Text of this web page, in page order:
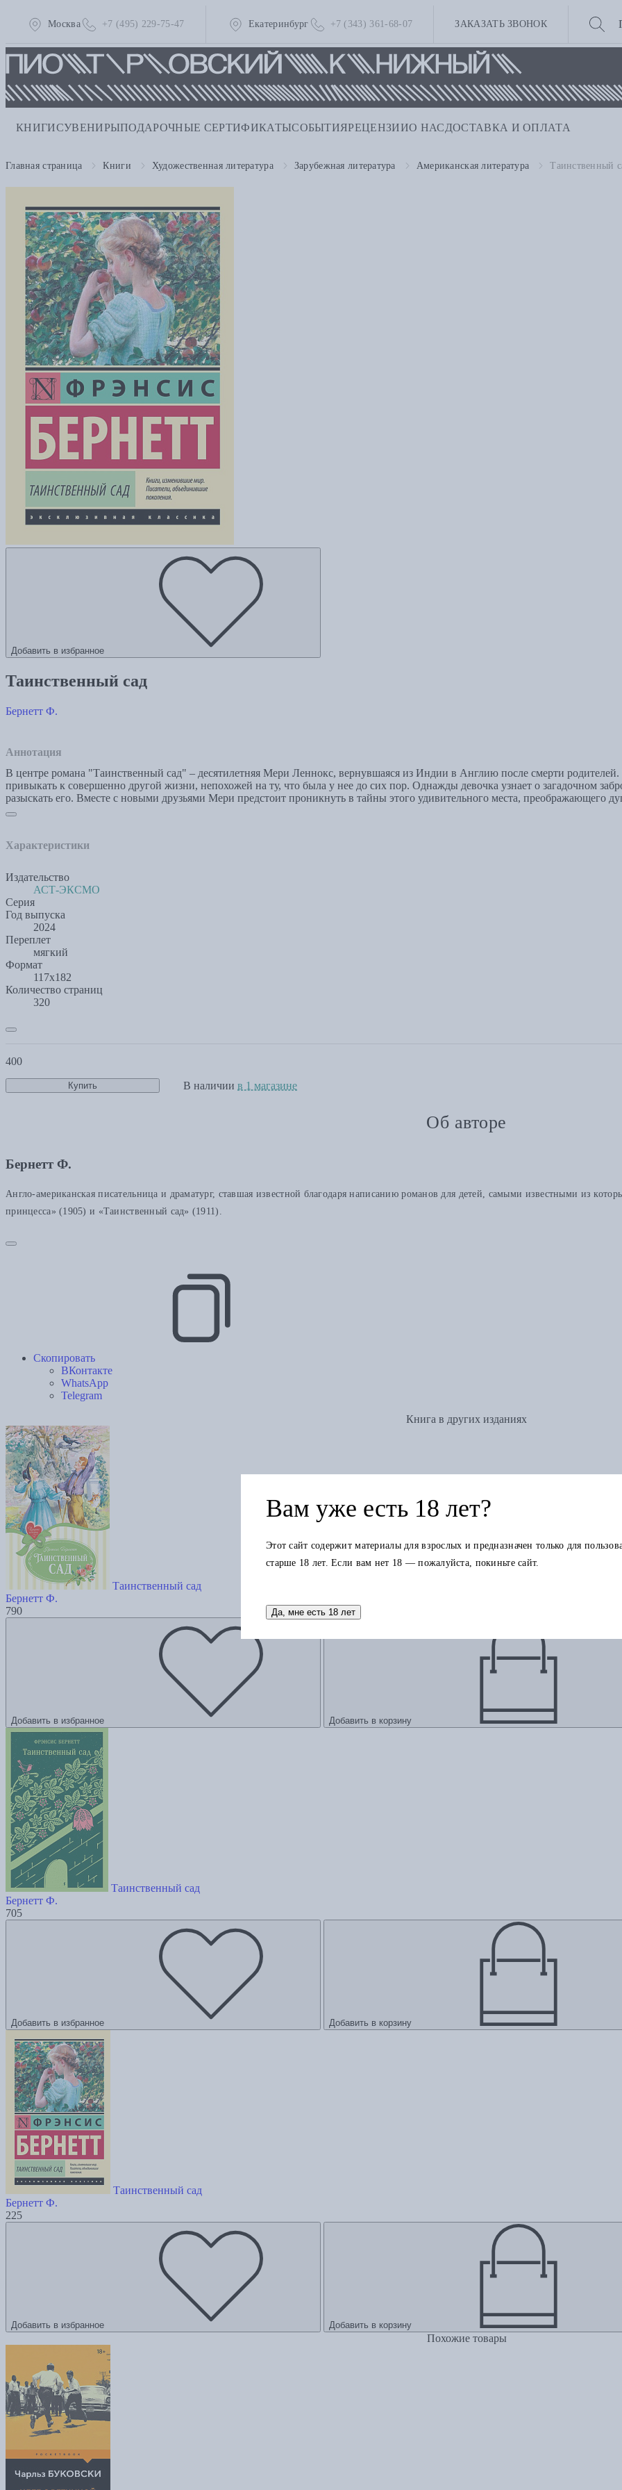
Москва +7 (495) 229-75-47 Екатеринбург +7 (343) 361-68-07 ЗАКАЗАТЬ ЗВОНОК
КНИГИСУВЕНИРЫПОДАРОЧНЫЕ СЕРТИФИКАТЫСОБЫТИЯРЕЦЕНЗИИО НАС ДОСТАВКА И ОПЛАТА
Главная страница Книги Художественная литература Зарубежная литература Американская литература Таинственный
Добавить в избранное
Таинственный сад
Бернетт Ф.
Аннотация
В центре романа "Таинственный сад" – десятилетняя Мери Леннокс, вернувшаяся из Индии в Англию после смерти
привыкать к совершенно другой жизни, непохожей на ту, что была у нее до сих пор. Однажды девочка узнает о загадочном
разыскать его. Вместе с новыми друзьями Мери предстоит проникнуть в тайны этого удивительного места, преображающего
Характеристики
Издательство
АСТ-ЭКСМО
Серия
Год выпуска
2024
Переплет
мягкий
Формат
117х182
Количество страниц
320
400
Купить В наличии в 1 магазине
Об авторе
Бернетт Ф.
Англо-американская писательница и драматург, ставшая известной благодаря написанию романов для детей, самыми известными из
принцесса» (1905) и «Таинственный сад» (1911).
Скопировать
ВКонтакте
WhatsApp
Telegram
Книга в других изданиях
Таинственный сад
Бернетт Ф.
790
Добавить в избранное Добавить в корзину
Таинственный сад
Бернетт Ф.
705
Добавить в избранное Добавить в корзину
Таинственный сад
Бернетт Ф.
225
Добавить в избранное Добавить в корзину
Похожие товары
Вам уже есть 18 лет?
Этот сайт содержит материалы для взрослых и предназначен только для
старше 18 лет. Если вам нет 18 — пожалуйста, покиньте сайт.
Да, мне есть 18 лет